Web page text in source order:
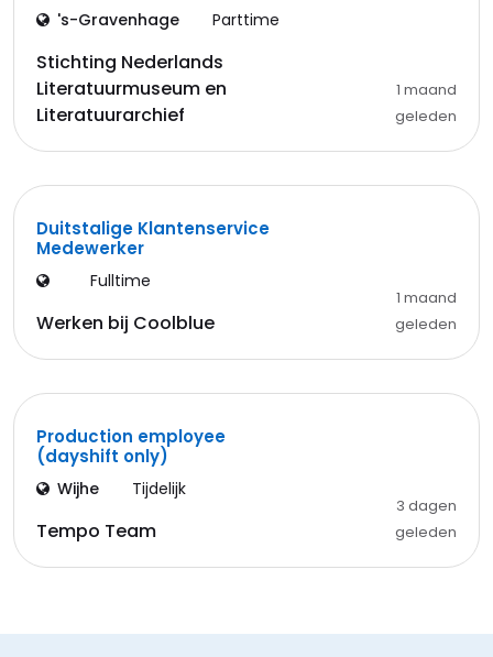
's-Gravenhage Parttime
Stichting Nederlands
Literatuurmuseum en
Literatuurarchief
1 maand
geleden
Duitstalige Klantenservice
Medewerker
Fulltime
Werken bij Coolblue
1 maand
geleden
Production employee
(dayshift only)
Wijhe Tijdelijk
Tempo Team
3 dagen
geleden